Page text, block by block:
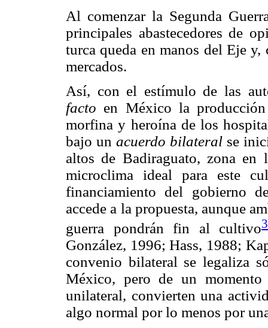
Al comenzar la Segunda
principales abastecedores de
turca queda en manos del Eje y,
mercados.
Así, con el estímulo de las
facto en México la
morfina y heroína de los
bajo un acuerdo bilateral se
altos de Badiraguato, zona en
microclima ideal para este
financiamiento del gobierno
accede a la propuesta, aunque
guerra pondrán fin al cultivo
González, 1996; Hass, 1988;
convenio bilateral se legaliza
México, pero de un
unilateral, convierten una
algo normal por lo menos por